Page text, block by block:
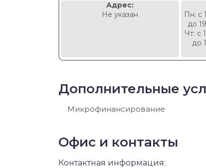
Адрес:
Не указан
Пн: с
до
Чт: с
до
Дополнительные
Микрофинансирование
Офис и контакты
Контактная информация: